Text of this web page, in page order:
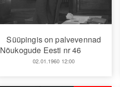
Süüpingis on palvevennad
Nõukogude Eesti nr 46
02.01.1960 12:00